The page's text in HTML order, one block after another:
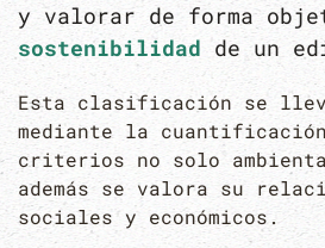
y valorar de forma
sostenibilidad de un
Esta clasificación se
mediante la
criterios no solo
además se valora su
sociales y económicos.